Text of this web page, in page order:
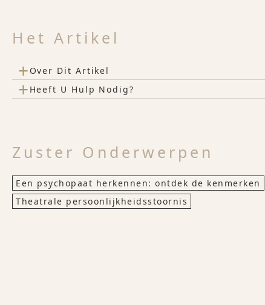
Het Artikel
+ Over Dit Artikel
+ Heeft U Hulp Nodig?
Zuster Onderwerpen
Een psychopaat herkennen: ontdek de kenmerken
Theatrale persoonlijkheidsstoornis